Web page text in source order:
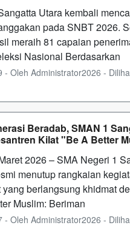
Utara kembali
pada SNBT 2026.
meraih 81 capaian
Nasional Berdasarkan
- Oleh Administrator2026 -
Beradab, SMAN 1
Kilat "Be A Better
2026 – SMA Negeri 1
menutup rangkaian
berlangsung khidmat
Muslim: Beriman
- Oleh Administrator2026 -